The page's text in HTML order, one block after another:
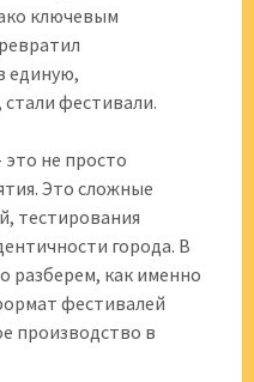
ключевым
единую,
фестивали.
не просто
Это сложные
тестирования
города. В
разберем, как именно
фестивалей
производство в